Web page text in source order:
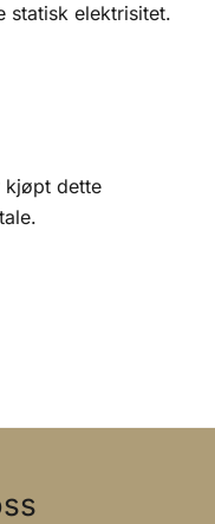
statisk elektrisitet.
kjøpt dette